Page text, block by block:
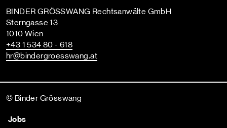
BINDER GRÖSSWANG Rechtsanwälte GmbH
Sterngasse 13
1010 Wien
+43 1 534 80 - 618
hr@bindergroesswang.at
© Binder Grösswang
Jobs